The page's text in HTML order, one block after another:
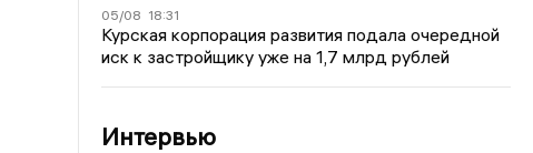
05/08 18:31
Курская корпорация развития подала очередной
иск к застройщику уже на 1,7 млрд рублей
Интервью